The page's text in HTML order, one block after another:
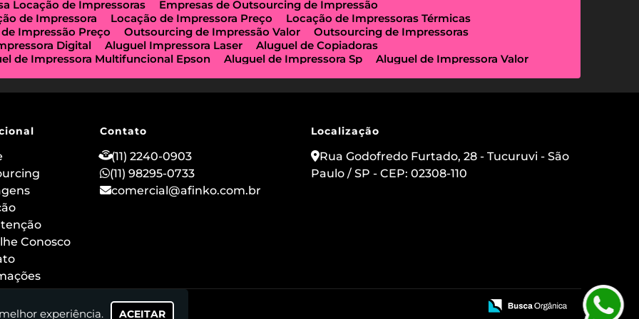
Locação de Impressoras
Empresas de Outsourcing de Impressão
de Impressora Locação de Impressora Preço
Locação de Impressoras Térmicas
Impressão Preço Outsourcing de Impressão Valor
Outsourcing de Impressoras
Digital Aluguel Impressora Laser
Aluguel de Copiadoras
de Impressora Multifuncional Epson Aluguel de Impressora Sp
Aluguel de Impressora Valor
de Impressoras a Laser Locação de Impressoras em São Paulo
Manutenção de Impressora
de Impressora Hp
Outsourcing e Locação de Impressoras
Impressoras Locação de Máquina Copiadora
Locação de Scanner de Mesa
de Impressora a Laser Aluguel de Imprimidora Térmica
Aluguel de Etiquetadora
de Impressoras para Comércios
Locação de Impressoras para Clínicas Médicas
de Impressoras para Escolas
Serviço de Manutenção de Impressoras
Impressora Térmica para Evento
de Impressoras Epson
Locação de Impressoras Multifuncionais em Sp
Conosco
Contato
(11) 2240-0903
(11) 98295-0733
comercial@afinko.com.br
Localização
Rua Godofredo Furtado, 28 - Tucuruvi - São
Paulo / SP - CEP: 02308-110
experiência. ACEITAR